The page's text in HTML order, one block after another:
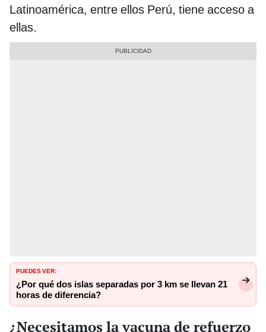
Latinoamérica, entre ellos Perú, tiene acceso a
ellas.
PUEDES VER:
¿Por qué dos islas separadas por 3 km se llevan 21
horas de diferencia?
¿Necesitamos la vacuna de refuerzo